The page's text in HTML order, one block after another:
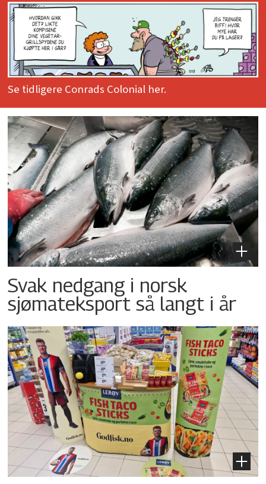
Se tidligere Conrads Colonial her.
Svak nedgang i norsk
sjømateksport så langt i år